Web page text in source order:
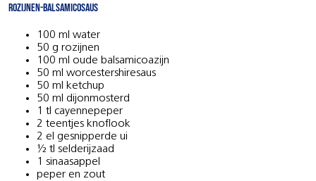
Rozijnen-balsamicosaus
100 ml water
50 g rozijnen
100 ml oude balsamicoazijn
50 ml worcestershiresaus
50 ml ketchup
50 ml dijonmosterd
1 tl cayennepeper
2 teentjes knoflook
2 el gesnipperde ui
½ tl selderijzaad
1 sinaasappel
peper en zout